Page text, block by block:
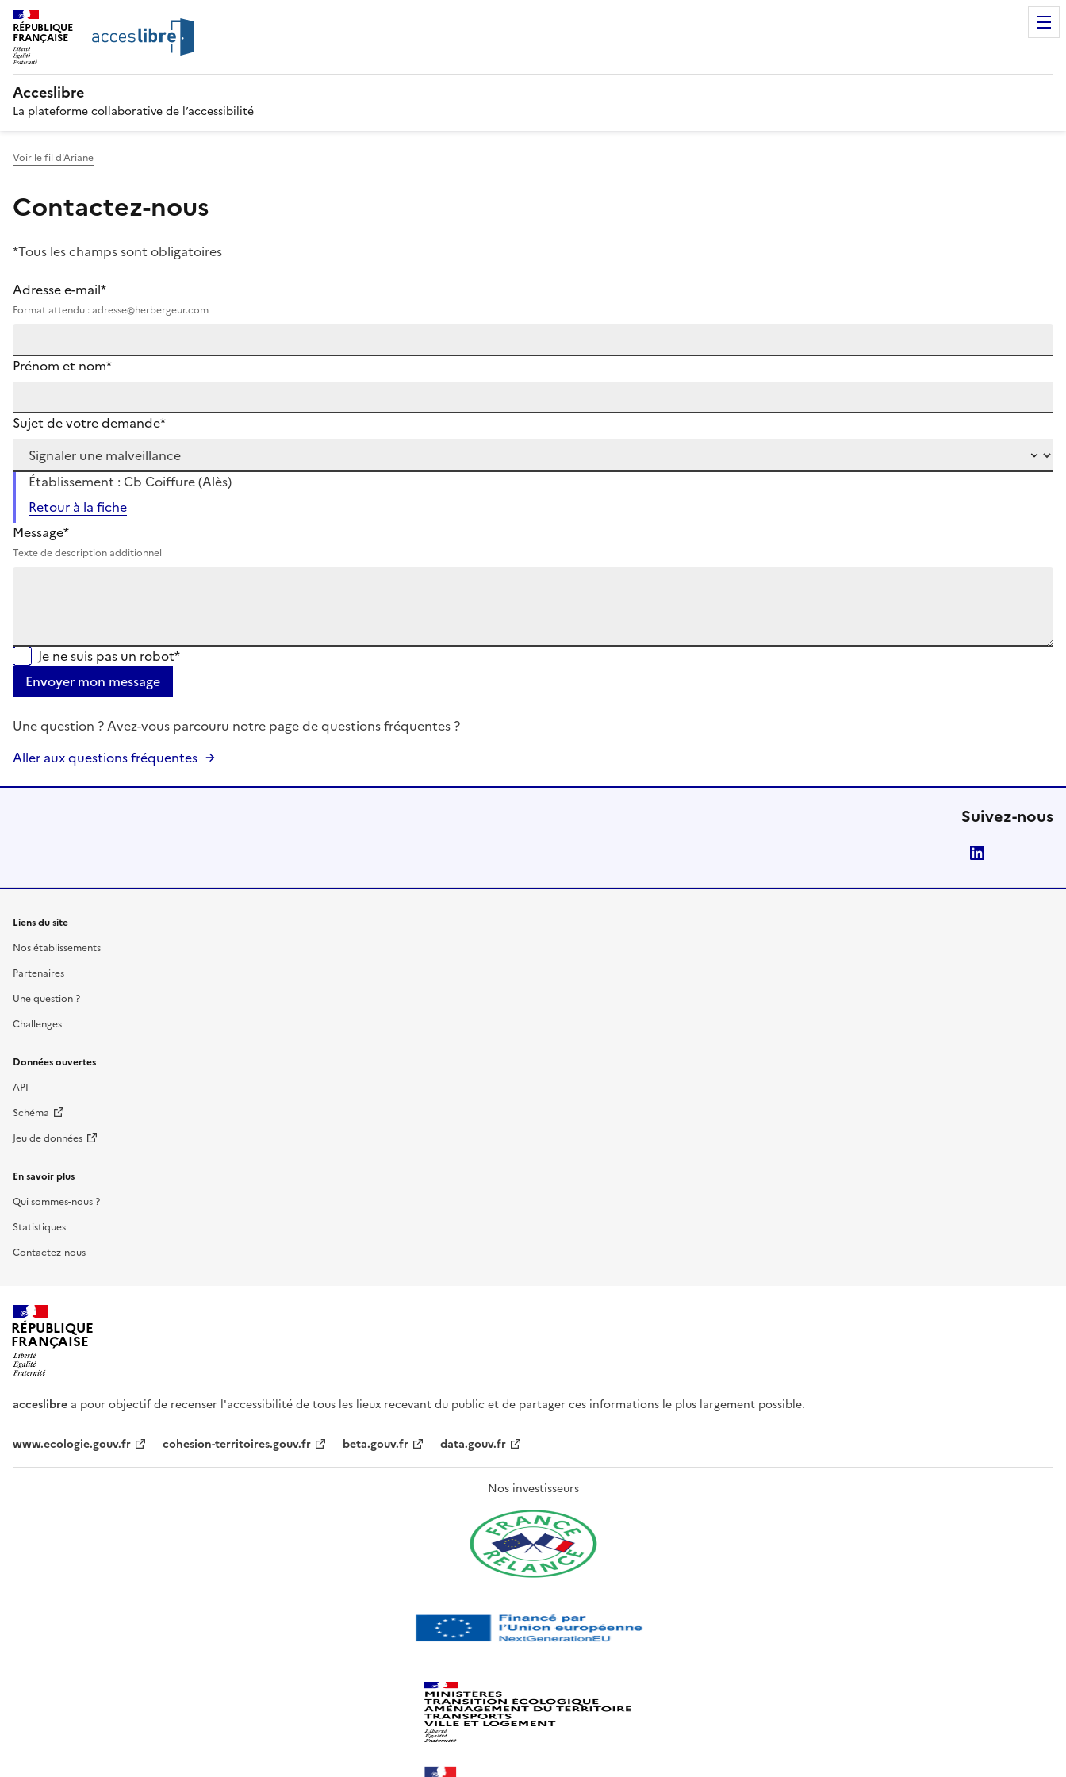
RÉPUBLIQUE
FRANÇAISE
Acceslibre
La plateforme collaborative de l’accessibilité
Voir le fil d'Ariane
Contactez-nous
*Tous les champs sont obligatoires
Adresse e-mail*
Format attendu : adresse@herbergeur.com
Prénom et nom*
Sujet de votre demande*
Établissement : Cb Coiffure (Alès)
Retour à la fiche
Message*
Texte de description additionnel
Je ne suis pas un robot*
Envoyer mon message
Une question ? Avez-vous parcouru notre page de questions fréquentes ?
Aller aux questions fréquentes
Suivez-nous
Liens du site
Nos établissements
Partenaires
Une question ?
Challenges
Données ouvertes
API
Schéma
Jeu de données
En savoir plus
Qui sommes-nous ?
Statistiques
Contactez-nous
RÉPUBLIQUE
FRANÇAISE
acceslibre a pour objectif de recenser l'accessibilité de tous les lieux recevant du public et de partager ces informations le plus largement possible.
www.ecologie.gouv.fr cohesion-territoires.gouv.fr beta.gouv.fr data.gouv.fr
Nos investisseurs